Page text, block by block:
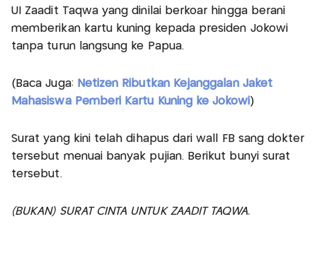
UI Zaadit Taqwa yang dinilai berkoar hingga berani
memberikan kartu kuning kepada presiden Jokowi
tanpa turun langsung ke Papua.
(Baca Juga:
Netizen Ributkan Kejanggalan Jaket
Mahasiswa Pemberi Kartu Kuning ke Jokowi)
Surat yang kini telah dihapus dari wall FB sang dokter
tersebut menuai banyak pujian. Berikut bunyi surat
tersebut.
(BUKAN) SURAT CINTA UNTUK ZAADIT TAQWA.